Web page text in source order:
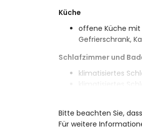
Küche
offene Küche mit
Gefrierschrank,
Schlafzimmer und
klimatisiertes
klimatisiertes
en-suite
Bitte beachten Sie,
Für weitere